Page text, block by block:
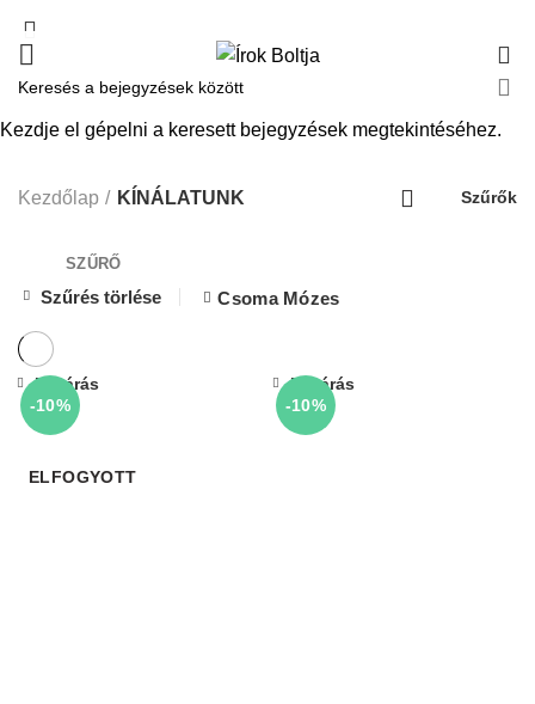
KÍNÁLATUNK
Kezdőlap KÍNÁLATUNK Szűrők
SZŰRŐ
Szűrés törlése Csoma Mózes
-10%
ELFOGYOTT
Bezárás
-10%
Bezárás
Kezdje el gépelni a keresett bejegyzések megtekintéséhez.